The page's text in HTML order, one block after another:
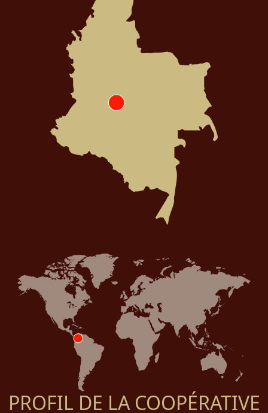
PROFIL DE LA COOPÉRATIVE